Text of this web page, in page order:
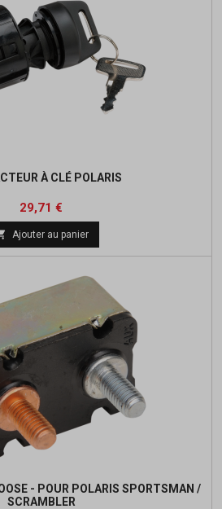
À CLÉ POLARIS
Prix
29,71 €
base
Ajouter au panier
- POUR POLARIS SPORTSMAN /
SCRAMBLER